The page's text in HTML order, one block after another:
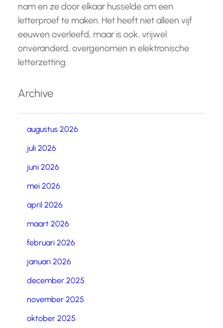
nam en ze door elkaar husselde om een
letterproef te maken. Het heeft niet alleen vijf
eeuwen overleefd, maar is ook, vrijwel
onveranderd, overgenomen in elektronische
letterzetting.
Archive
augustus 2026
juli 2026
juni 2026
mei 2026
april 2026
maart 2026
februari 2026
januari 2026
december 2025
november 2025
oktober 2025